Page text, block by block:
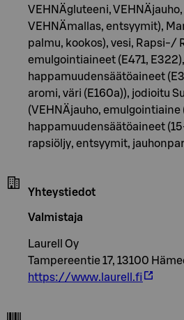
VEHNÄgluteeni,
VEHNÄmallas, entsyymit),
palmu, kookos), vesi, Rapsi-/
emulgointiaineet (E471,
happamuudensäätöaineet
aromi, väri (E160a)), jodioitu
(VEHNÄjauho, emulgointiaine
happamuudensäätöaineet
rapsiöljy, entsyymit,
Yhteystiedot
Valmistaja
Laurell Oy
Tampereentie 17, 13100
https://www.laurell.fi